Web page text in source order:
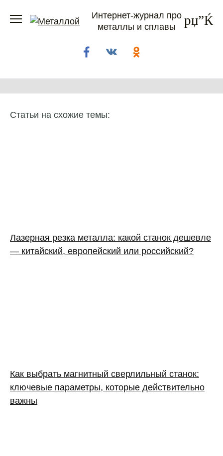
Интернет-журнал про
металлы и сплавы
Статьи на схожие темы:
Лазерная резка металла: какой станок дешевле
— китайский, европейский или российский?
Как выбрать магнитный сверлильный станок:
ключевые параметры, которые действительно
важны